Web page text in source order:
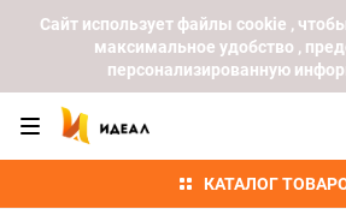
Cайт использует файлы cookie ,
максимальное удобство ,
персонализированную
КАТАЛОГ